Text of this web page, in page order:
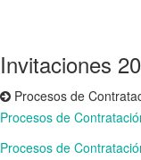
Invitaciones
Procesos de
Procesos de
Procesos de